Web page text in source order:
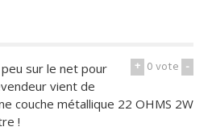
+ 0vote -
sur le net pour
vient de
couche métallique 22 OHMS 2W
!